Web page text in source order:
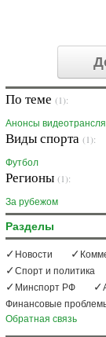
По теме (1):
Анонсы
Виды спорта (1):
Футбол
Регионы (1):
За рубежом
Разделы
Новости
Спорт и политика
Минспорт РФ
Финансовые
Обратная связь